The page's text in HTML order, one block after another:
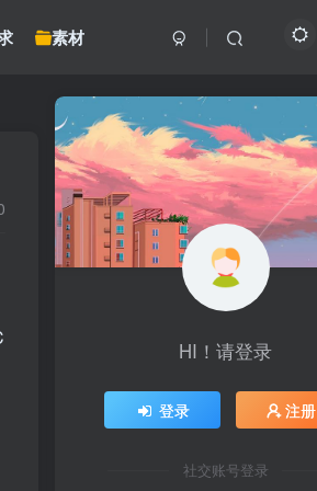
素材
HI！请登录
登录 注册
社交账号登录